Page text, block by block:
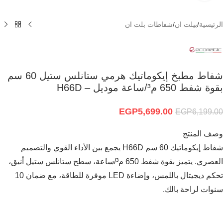
الرئيسية/بيلت ان/شفاطات بلت ان
شفاط مطبخ إيكوماتيك هرمي ستانلس ستيل 60 سم
بقوة شفط 650 م³/ساعة موديل – H66D
EGP6,199.00
EGP5,699.00
وصف المنتج
شفاط إيكوماتيك 60 سم H66D يجمع بين الأداء القوي والتصميم
العصري. يتميز بقوة شفط 650 م³/ساعة، سطح ستانلس ستيل أنيق،
تحكم ديجيتال باللمس، وإضاءة LED موفرة للطاقة، مع ضمان 10
سنوات لراحة بالك.